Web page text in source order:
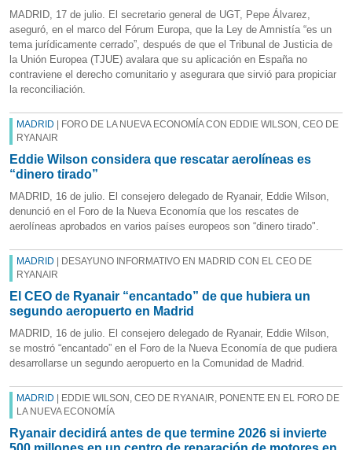
MADRID, 17 de julio. El secretario general de UGT, Pepe Álvarez,
aseguró, en el marco del Fórum Europa, que la Ley de Amnistía “es un
tema jurídicamente cerrado”, después de que el Tribunal de Justicia de
la Unión Europea (TJUE) avalara que su aplicación en España no
contraviene el derecho comunitario y asegurara que sirvió para propiciar
la reconciliación.
MADRID | FORO DE LA NUEVA ECONOMÍA CON EDDIE WILSON, CEO DE
RYANAIR
Eddie Wilson considera que rescatar aerolíneas es
“dinero tirado”
MADRID, 16 de julio. El consejero delegado de Ryanair, Eddie Wilson,
denunció en el Foro de la Nueva Economía que los rescates de
aerolíneas aprobados en varios países europeos son “dinero tirado".
MADRID | DESAYUNO INFORMATIVO EN MADRID CON EL CEO DE
RYANAIR
El CEO de Ryanair “encantado” de que hubiera un
segundo aeropuerto en Madrid
MADRID, 16 de julio. El consejero delegado de Ryanair, Eddie Wilson,
se mostró “encantado” en el Foro de la Nueva Economía de que pudiera
desarrollarse un segundo aeropuerto en la Comunidad de Madrid.
MADRID | EDDIE WILSON, CEO DE RYANAIR, PONENTE EN EL FORO DE
LA NUEVA ECONOMÍA
Ryanair decidirá antes de que termine 2026 si invierte